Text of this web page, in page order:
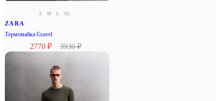
S M L XL
ZARA
Термомайка Gravel
2770 ₽ 3930 ₽